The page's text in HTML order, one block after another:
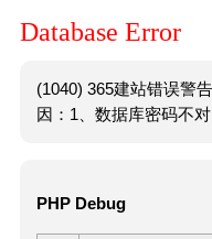
Database Error
(1040) 365建站错误警
因：1、数据库密码不
PHP Debug